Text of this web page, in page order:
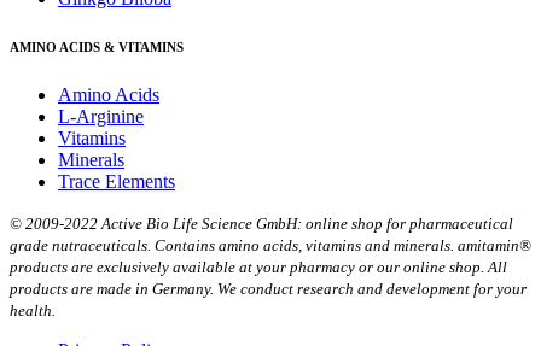
AMINO ACIDS & VITAMINS
Amino Acids
L-Arginine
Vitamins
Minerals
Trace Elements
© 2009-2022 Active Bio Life Science GmbH: online shop for pharmaceutical
grade nutraceuticals. Contains amino acids, vitamins and minerals. amitamin®
products are exclusively available at your pharmacy or our online shop. All
products are made in Germany. We conduct research and development for your
health.